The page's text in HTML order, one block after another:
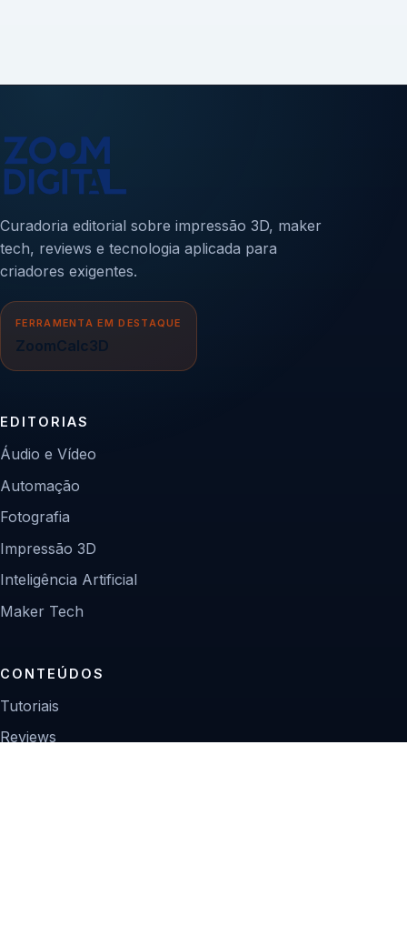
Curadoria editorial sobre impressão 3D, maker
tech, reviews e tecnologia aplicada para
criadores exigentes.
FERRAMENTA EM DESTAQUE
ZoomCalc3D
EDITORIAS
Áudio e Vídeo
Automação
Fotografia
Impressão 3D
Inteligência Artificial
Maker Tech
CONTEÚDOS
Tutoriais
Reviews